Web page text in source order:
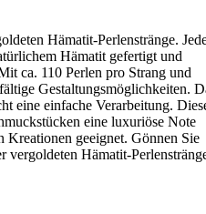
Hämatit-Perlenstränge.
Hämatit gefertigt und
ca. 110 Perlen pro Strang und
Gestaltungsmöglichkeiten.
eine einfache Verarbeitung.
eine luxuriöse Note
geeignet. Gönnen Sie
vergoldeten Hämatit-